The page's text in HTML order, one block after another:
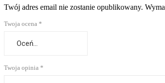
Twój adres email nie zostanie opublikowany.
Twoja ocena *
Twoja opinia *